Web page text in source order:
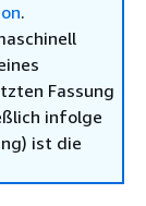
.
Fassung
infolge
ist die